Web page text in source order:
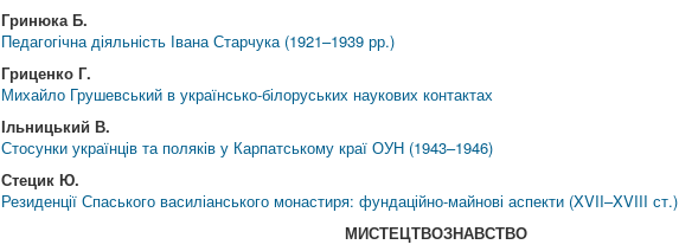
Гринюка Б.
Педагогічна діяльність Івана Старчука (1921–1939 рр.)
Гриценко Г.
Михайло Грушевський в українсько-білоруських наукових контактах
Ільницький В.
Стосунки українців та поляків у Карпатському краї ОУН (1943–1946)
Стецик Ю.
Резиденції Спаського василіанського монастиря: фундаційно-майнові аспекти (XVII–XVIII ст.)
МИСТЕЦТВОЗНАВСТВО